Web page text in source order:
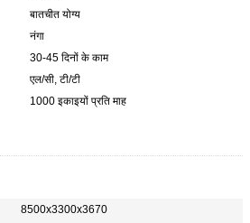
बातचीत योग्य
नंगा
30-45 दिनों के काम
एल/सी, टी/टी
1000 इकाइयों प्रति माह
8500x3300x3670